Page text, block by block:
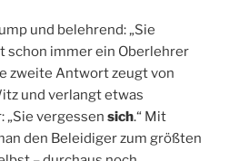
und belehrend: „Sie
schon immer ein Oberlehrer
zweite Antwort zeugt von
und verlangt etwas
„Sie vergessen sich.“ Mit
den Beleidiger zum größten